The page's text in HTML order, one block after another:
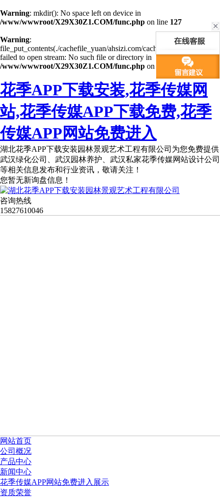
Warning: mkdir(): No space left on device in
/www/wwwroot/X29X30Z1.COM/func.php on line 127
Warning:
file_put_contents(./cachefile_yuan/ahsizi.com/cache/93/764c3/
failed to open stream: No such file or directory in
/www/wwwroot/X29X30Z1.COM/func.php on line
花季APP下载安装,花季传媒网
站,花季传媒APP下载免费,花季
传媒APP网站免费进入
湖北花季APP下载安装园林景观艺术工程有限公司为您免费提供
武汉绿化公司、武汉园林养护、武汉私家花季传媒网站设计公司
等相关信息发布和行业资讯，敬请关注！
您暂无新询盘信息！
咨询热线
15827610046
网站首页
公司概况
产品中心
新闻中心
花季传媒APP网站免费进入展示
资质荣誉